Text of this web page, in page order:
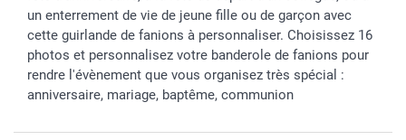
Dénicheur d'idées cadeau
Baptême
Toussaint
Rentrée des classes
Saint-Valentin
Vacances
Gestion des cookies
Tarifs
Partenariats & Influence
Investisseurs
Livraison
Modes de paiement
Grandes quantités
Statut de ma commande
un enterrement de vie de jeune fille ou de garçon avec
cette guirlande de fanions à personnaliser. Choisissez 16
photos et personnalisez votre banderole de fanions pour
rendre l'évènement que vous organisez très spécial :
anniversaire, mariage, baptême, communion